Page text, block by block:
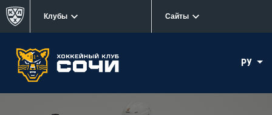
Клубы Сайты
РУ